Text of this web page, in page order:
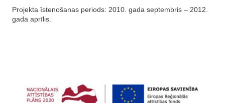
Projekta īstenošanas periods: 2010. gada septembris – 2012.
gada aprīlis.